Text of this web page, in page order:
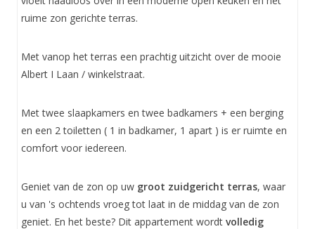
ruime zon gerichte terras.
Met vanop het terras een prachtig uitzicht over de mooie
Albert I Laan / winkelstraat.
Met twee slaapkamers en twee badkamers + een berging
en een 2 toiletten ( 1 in badkamer, 1 apart ) is er ruimte en
comfort voor iedereen.
Geniet van de zon op uw groot zuidgericht terras, waar
u van 's ochtends vroeg tot laat in de middag van de zon
geniet. En het beste? Dit appartement wordtvolledig